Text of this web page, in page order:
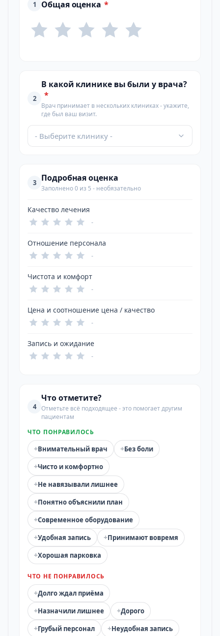
1 Общая оценка *
2
В какой клинике вы были у врача?
*
Врач принимает в нескольких клиниках - укажите,
где был ваш визит.
- Выберите клинику -
3 Подробная оценка
Заполнено 0 из 5 - необязательно
Качество лечения
-
Отношение персонала
-
Чистота и комфорт
-
Цена и соотношение цена / качество
-
Запись и ожидание
-
4
Что отметите?
Отметьте всё подходящее - это помогает другим
пациентам
ЧТО ПОНРАВИЛОСЬ
+Внимательный врач +Без боли
+Чисто и комфортно
+Не навязывали лишнее
+Понятно объяснили план
+Современное оборудование
+Удобная запись +Принимают вовремя
+Хорошая парковка
ЧТО НЕ ПОНРАВИЛОСЬ
+Долго ждал приёма
+Назначили лишнее +Дорого
+Грубый персонал +Неудобная запись